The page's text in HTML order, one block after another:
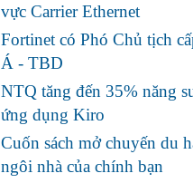
vực Carrier Ethernet
Fortinet có Phó Chủ tịch
Á - TBD
NTQ tăng đến 35% năng
ứng dụng Kiro
Cuốn sách mở chuyến du
ngôi nhà của chính bạn